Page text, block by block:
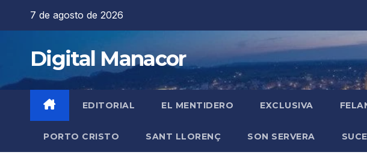
7 de agosto de 2026
Digital Manacor
EDITORIAL EL MENTIDERO EXCLUSIVA
PORTO CRISTO SANT LLORENÇ SON SERVERA